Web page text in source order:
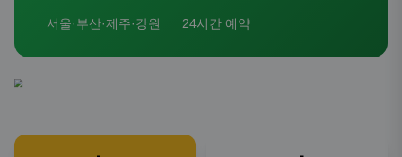
서울·부산·제주·강원 24시간 예약